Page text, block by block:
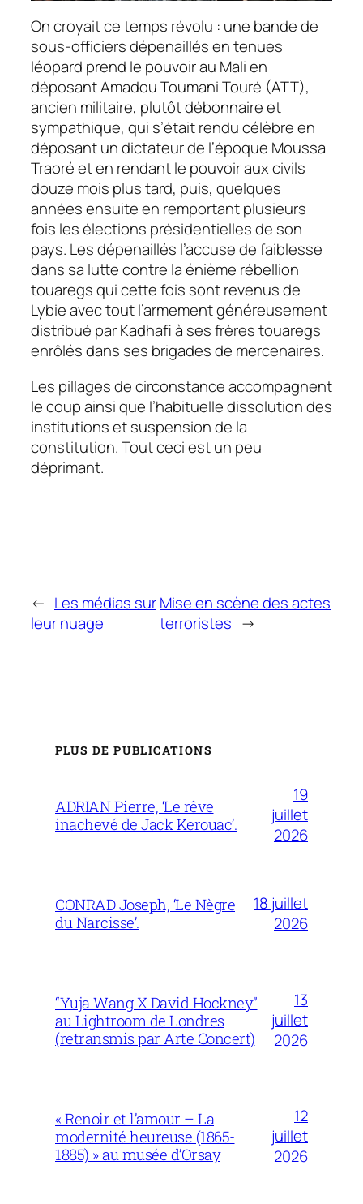
On croyait ce temps révolu : une bande de
sous-officiers dépenaillés en tenues
léopard prend le pouvoir au Mali en
déposant Amadou Toumani Touré (ATT),
ancien militaire, plutôt débonnaire et
sympathique, qui s’était rendu célèbre en
déposant un dictateur de l’époque Moussa
Traoré et en rendant le pouvoir aux civils
douze mois plus tard, puis, quelques
années ensuite en remportant plusieurs
fois les élections présidentielles de son
pays. Les dépenaillés l’accuse de faiblesse
dans sa lutte contre la énième rébellion
touaregs qui cette fois sont revenus de
Lybie avec tout l’armement généreusement
distribué par Kadhafi à ses frères touaregs
enrôlés dans ses brigades de mercenaires.
Les pillages de circonstance accompagnent
le coup ainsi que l’habituelle dissolution des
institutions et suspension de la
constitution. Tout ceci est un peu
déprimant.
← Les médias sur
leur nuage
Mise en scène des actes
terroristes →
PLUS DE PUBLICATIONS
ADRIAN Pierre, ‘Le rêve
inachevé de Jack Kerouac’.
19
juillet
2026
CONRAD Joseph, ‘Le Nègre
du Narcisse’.
18 juillet
2026
“Yuja Wang X David Hockney”
au Lightroom de Londres
(retransmis par Arte Concert)
13
juillet
2026
« Renoir et l’amour – La
modernité heureuse (1865-
1885) » au musée d’Orsay
12
juillet
2026